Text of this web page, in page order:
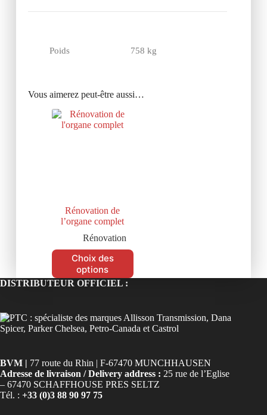
Poids 758 kg
Vous aimerez peut-être aussi…
Rénovation de
l’organe complet
Rénovation
Choix des
options
DISTRIBUTEUR OFFICIEL :
BVM | 77 route du Rhin | F-67470 MUNCHHAUSEN
Adresse de livraison / Delivery address : 25 rue de l’Eglise
– 67470 SCHAFFHOUSE PRES SELTZ
Tél. : +33 (0)3 88 90 97 75